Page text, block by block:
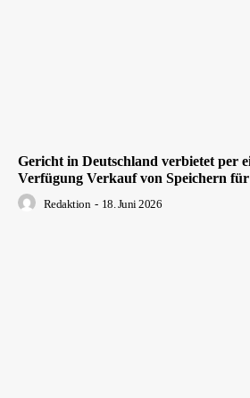
Gericht in Deutschland verbietet per
Verfügung Verkauf von Speichern
Redaktion - 18. Juni 2026